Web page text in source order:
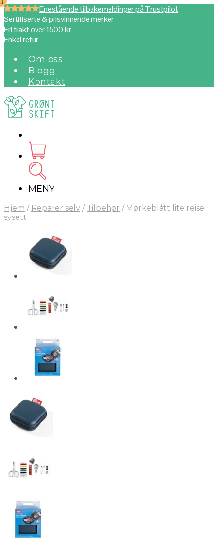
Enestående tilbakemeldinger på Trustpilot
Sertifiserte & prisvinnende merker
Fri frakt over 1500 kr
Enkel retur
Om oss
Blogg
Kontakt
MENY
Hjem / Reparer selv / Tilbehør /Mørkeblått lite reise
sysett